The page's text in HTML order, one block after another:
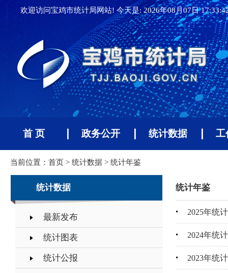
欢迎访问宝鸡市统计局网站! 今天是:2026年08月07日
首 页 政务公开 统计数据 工
当前位置： 首页 > 统计数据 > 统计年鉴
统计数据
最新发布
统计图表
统计公报
统计年鉴
2025年统
2024年统
2023年统